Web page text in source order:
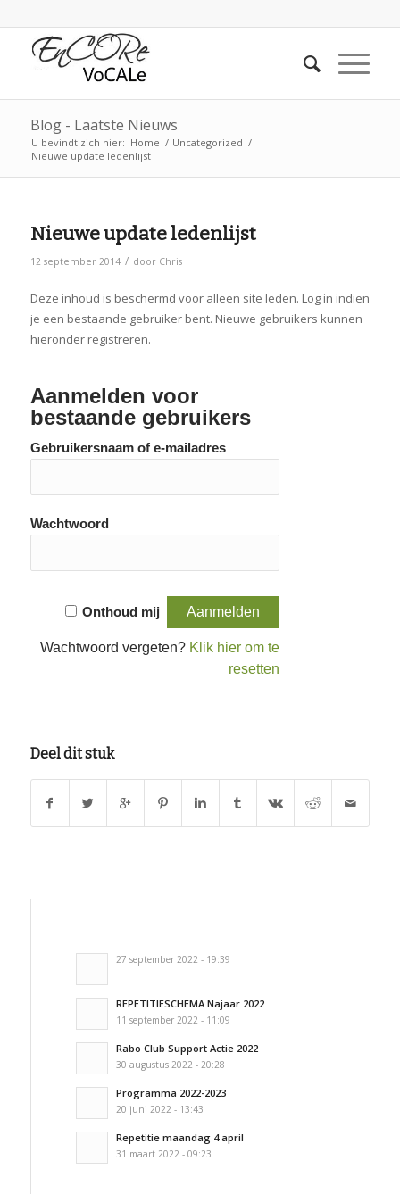
Blog - Laatste Nieuws
U bevindt zich hier: Home / Uncategorized /
Nieuwe update ledenlijst
Nieuwe update ledenlijst
12 september 2014 / door Chris
Deze inhoud is beschermd voor alleen site leden. Log in indien
je een bestaande gebruiker bent. Nieuwe gebruikers kunnen
hieronder registreren.
Aanmelden voor
bestaande gebruikers
Gebruikersnaam of e-mailadres
Wachtwoord
Onthoud mij
Wachtwoord vergeten? Klik hier om te
resetten
Deel dit stuk
27 september 2022 - 19:39
REPETITIESCHEMA Najaar 2022
11 september 2022 - 11:09
Rabo Club Support Actie 2022
30 augustus 2022 - 20:28
Programma 2022-2023
20 juni 2022 - 13:43
Repetitie maandag 4 april
31 maart 2022 - 09:23